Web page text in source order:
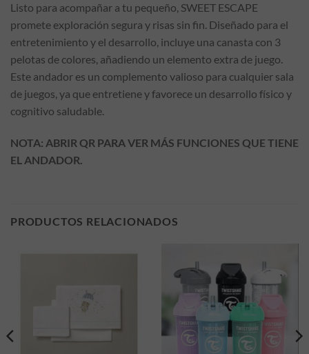
Listo para acompañar a tu pequeño, SWEET ESCAPE
promete exploración segura y risas sin fin. Diseñado para el
entretenimiento y el desarrollo, incluye una canasta con 3
pelotas de colores, añadiendo un elemento extra de juego.
Este andador es un complemento valioso para cualquier sala
de juegos, ya que entretiene y favorece un desarrollo físico y
cognitivo saludable.
NOTA: ABRIR QR PARA VER MÁS FUNCIONES QUE TIENE
EL ANDADOR.
PRODUCTOS RELACIONADOS